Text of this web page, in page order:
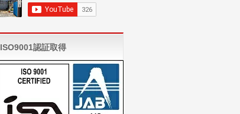
ISO9001認証取得